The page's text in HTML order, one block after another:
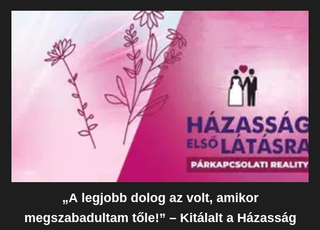
„A legjobb dolog az volt, amikor
megszabadultam tőle!” – Kitálalt a Házasság